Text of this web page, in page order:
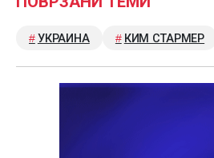
УКРАИНА КИМ СТАРМЕР